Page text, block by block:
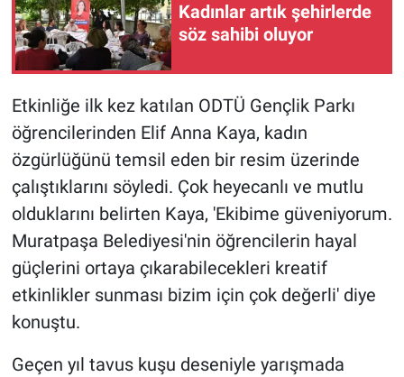
Kadınlar artık şehirlerde
söz sahibi oluyor
Etkinliğe ilk kez katılan ODTÜ Gençlik Parkı
öğrencilerinden Elif Anna Kaya, kadın
özgürlüğünü temsil eden bir resim üzerinde
çalıştıklarını söyledi. Çok heyecanlı ve mutlu
olduklarını belirten Kaya, 'Ekibime güveniyorum.
Muratpaşa Belediyesi'nin öğrencilerin hayal
güçlerini ortaya çıkarabilecekleri kreatif
etkinlikler sunması bizim için çok değerli' diye
konuştu.
Geçen yıl tavus kuşu deseniyle yarışmada